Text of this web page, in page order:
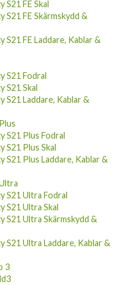
S21 FE Skal
S21 FE Skärmskydd &
S21 FE Laddare, Kablar &
S21 Fodral
S21 Skal
S21 Laddare, Kablar &
S21 Plus Fodral
S21 Plus Skal
S21 Plus Laddare, Kablar &
S21 Ultra Fodral
S21 Ultra Skal
S21 Ultra Skärmskydd &
S21 Ultra Laddare, Kablar &
3